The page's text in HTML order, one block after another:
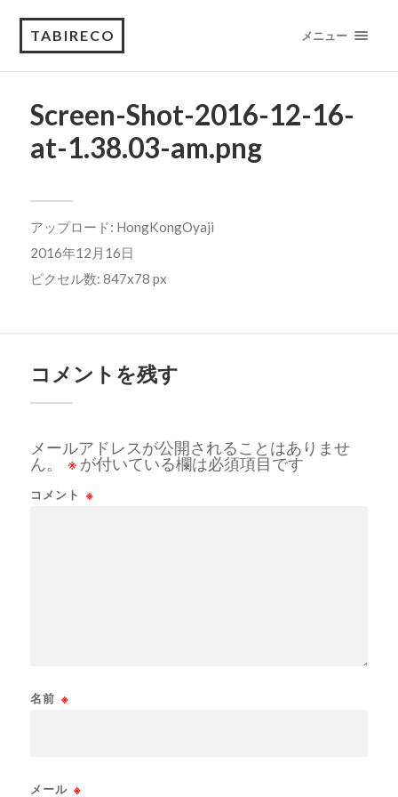
TABIRECO メニュー
Screen-Shot-2016-12-16-
at-1.38.03-am.png
アップロード: HongKongOyaji
2016年12月16日
ピクセル数: 847x78 px
コメントを残す
メールアドレスが公開されることはありませ
ん。
※ が付いている欄は必須項目です
コメント ※
名前 ※
メール ※